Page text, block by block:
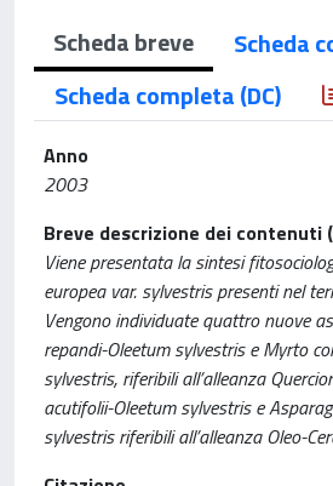
Scheda breve
Scheda
Scheda completa (DC)
Anno
2003
Breve descrizione dei contenuti
Viene presentata la sintesi
europea var. sylvestris presenti nel
Vengono individuate quattro nuove
repandi-Oleetum sylvestris e Myrto
sylvestris, riferibili all’alleanza
acutifolii-Oleetum sylvestris e
sylvestris riferibili all’alleanza Oleo-